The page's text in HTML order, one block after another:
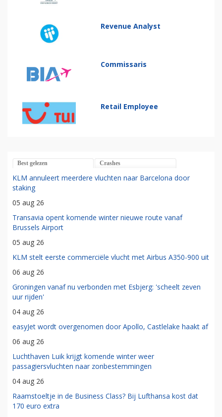
Revenue Analyst
Commissaris
Retail Employee
Best gelezen Crashes
KLM annuleert meerdere vluchten naar Barcelona door
staking
05 aug 26
Transavia opent komende winter nieuwe route vanaf
Brussels Airport
05 aug 26
KLM stelt eerste commerciële vlucht met Airbus A350-900 uit
06 aug 26
Groningen vanaf nu verbonden met Esbjerg: 'scheelt zeven
uur rijden'
04 aug 26
easyJet wordt overgenomen door Apollo, Castlelake haakt af
06 aug 26
Luchthaven Luik krijgt komende winter weer
passagiersvluchten naar zonbestemmingen
04 aug 26
Raamstoeltje in de Business Class? Bij Lufthansa kost dat
170 euro extra